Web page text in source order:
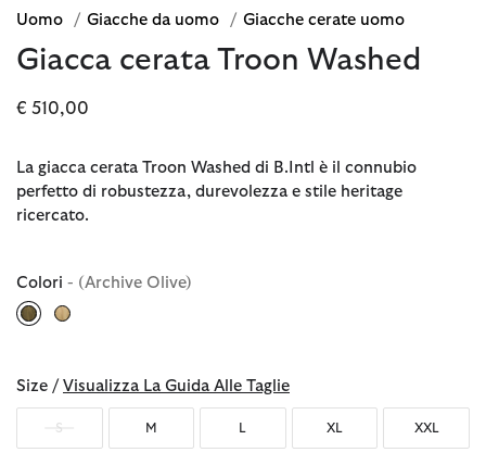
Uomo / Giacche da uomo / Giacche cerate uomo
Giacca cerata Troon Washed
€ 510,00
La giacca cerata Troon Washed di B.Intl è il connubio
perfetto di robustezza, durevolezza e stile heritage
ricercato.
Colori - (Archive Olive)
Size / Visualizza La Guida Alle Taglie
S M L XL XXL